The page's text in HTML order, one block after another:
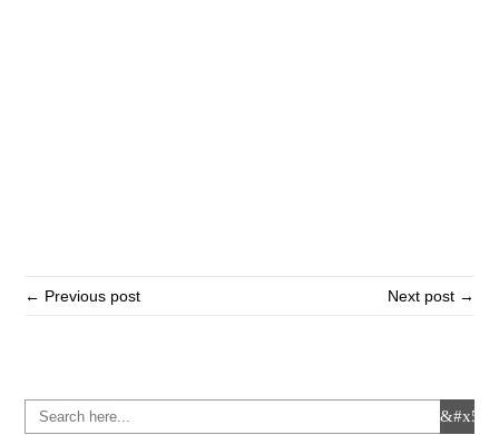
← Previous post Next post →